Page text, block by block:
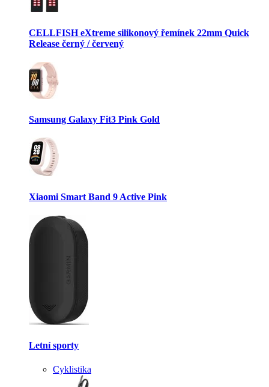
CELLFISH eXtreme silikonový řemínek 22mm Quick
Release černý / červený
Samsung Galaxy Fit3 Pink Gold
Xiaomi Smart Band 9 Active Pink
Letní sporty
Cyklistika